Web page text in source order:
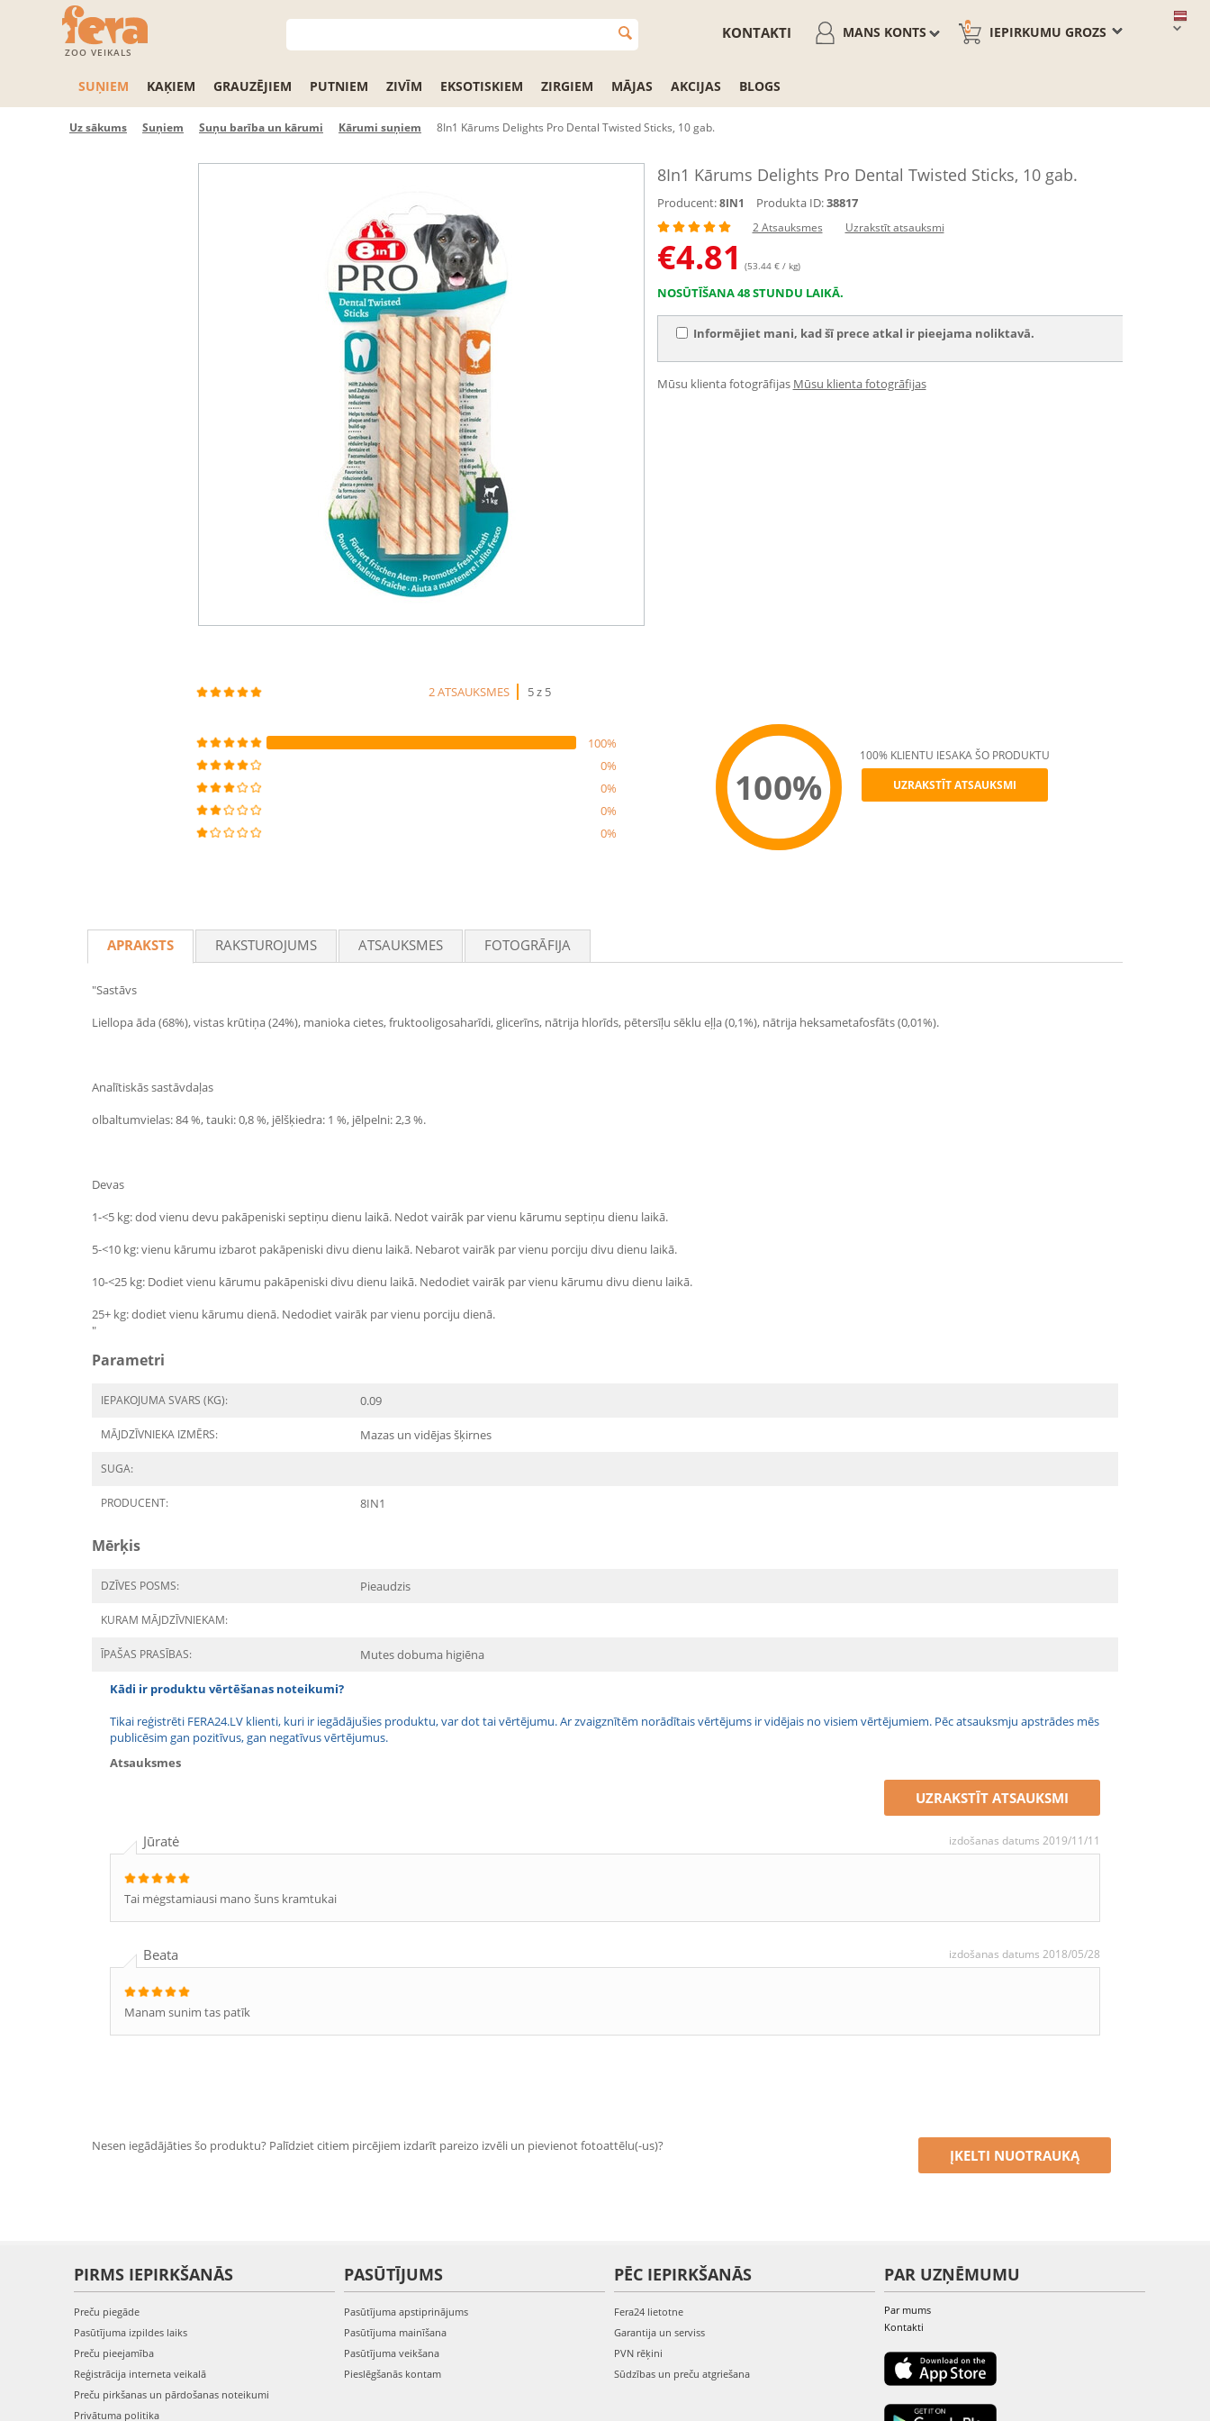
ZOO VEIKALS
IEPIRKUMU GROZS
0
MANS KONTS
KONTAKTI
SUŅIEM KAĶIEM GRAUZĒJIEM PUTNIEM ZIVĪM EKSOTISKIEM ZIRGIEM MĀJAS AKCIJAS BLOGS
Uz sākums Suņiem Suņu barība un kārumi Kārumi suņiem 8In1 Kārums Delights Pro Dental Twisted Sticks, 10 gab.
8In1 Kārums Delights Pro Dental Twisted Sticks, 10 gab.
Producent: 8IN1 Produkta ID:38817
2 Atsauksmes Uzrakstīt atsauksmi
€4.81 (53.44 € / kg)
NOSŪTĪŠANA 48 STUNDU LAIKĀ.
Informējiet mani, kad šī prece atkal ir pieejama noliktavā.
Mūsu klienta fotogrāfijas Mūsu klienta fotogrāfijas
2 ATSAUKSMES 5 z 5
100%
0%
0%
0%
0%
100%
100% KLIENTU IESAKA ŠO PRODUKTU
UZRAKSTĪT ATSAUKSMI
APRAKSTS RAKSTUROJUMS ATSAUKSMES FOTOGRĀFIJA
"Sastāvs
Liellopa āda (68%), vistas krūtiņa (24%), manioka cietes, fruktooligosaharīdi, glicerīns, nātrija hlorīds, pētersīļu sēklu eļļa (0,1%), nātrija heksametafosfāts (0,01%).
Analītiskās sastāvdaļas
olbaltumvielas: 84 %, tauki: 0,8 %, jēlšķiedra: 1 %, jēlpelni: 2,3 %.
Devas
1-<5 kg: dod vienu devu pakāpeniski septiņu dienu laikā. Nedot vairāk par vienu kārumu septiņu dienu laikā.
5-<10 kg: vienu kārumu izbarot pakāpeniski divu dienu laikā. Nebarot vairāk par vienu porciju divu dienu laikā.
10-<25 kg: Dodiet vienu kārumu pakāpeniski divu dienu laikā. Nedodiet vairāk par vienu kārumu divu dienu laikā.
25+ kg: dodiet vienu kārumu dienā. Nedodiet vairāk par vienu porciju dienā.
"
Parametri
IEPAKOJUMA SVARS (KG): 0.09
MĀJDZĪVNIEKA IZMĒRS: Mazas un vidējas šķirnes
SUGA:
PRODUCENT: 8IN1
Mērķis
DZĪVES POSMS: Pieaudzis
KURAM MĀJDZĪVNIEKAM:
ĪPAŠAS PRASĪBAS: Mutes dobuma higiēna
Kādi ir produktu vērtēšanas noteikumi?
Tikai reģistrēti FERA24.LV klienti, kuri ir iegādājušies produktu, var dot tai vērtējumu. Ar zvaigznītēm norādītais vērtējums ir vidējais no visiem vērtējumiem. Pēc atsauksmju apstrādes mēs
publicēsim gan pozitīvus, gan negatīvus vērtējumus.
Atsauksmes
UZRAKSTĪT ATSAUKSMI
Jūratė izdošanas datums 2019/11/11
Tai mėgstamiausi mano šuns kramtukai
Beata izdošanas datums 2018/05/28
Manam sunim tas patīk
Nesen iegādājāties šo produktu? Palīdziet citiem pircējiem izdarīt pareizo izvēli un pievienot fotoattēlu(-us)?
ĮKELTI NUOTRAUKĄ
PIRMS IEPIRKŠANĀS
Preču piegāde
Pasūtījuma izpildes laiks
Preču pieejamība
Reģistrācija interneta veikalā
Preču pirkšanas un pārdošanas noteikumi
Privātuma politika
PASŪTĪJUMS
Pasūtījuma apstiprinājums
Pasūtījuma mainīšana
Pasūtījuma veikšana
Pieslēgšanās kontam
PĒC IEPIRKŠANĀS
Fera24 lietotne
Garantija un serviss
PVN rēķini
Sūdzības un preču atgriešana
PAR UZŅĒMUMU
Par mums
Kontakti